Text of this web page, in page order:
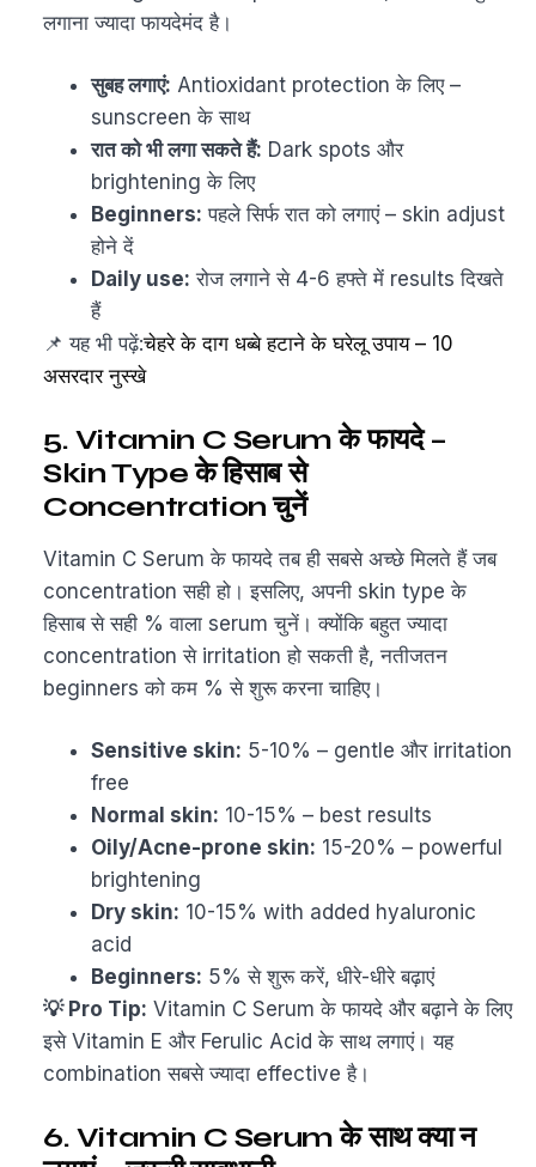
लगाना ज्यादा फायदेमंद है।
सुबह लगाएं: Antioxidant protection के लिए –
sunscreen के साथ
रात को भी लगा सकते हैं: Dark spots और
brightening के लिए
Beginners: पहले सिर्फ रात को लगाएं – skin adjust
होने दें
Daily use: रोज लगाने से 4-6 हफ्ते में results दिखते
हैं
📌 यह भी पढ़ें:चेहरे के दाग धब्बे हटाने के घरेलू उपाय – 10
असरदार नुस्खे
5. Vitamin C Serum के फायदे –
Skin Type के हिसाब से
Concentration चुनें
Vitamin C Serum के फायदे तब ही सबसे अच्छे मिलते हैं जब
concentration सही हो। इसलिए, अपनी skin type के
हिसाब से सही % वाला serum चुनें। क्योंकि बहुत ज्यादा
concentration से irritation हो सकती है, नतीजतन
beginners को कम % से शुरू करना चाहिए।
Sensitive skin: 5-10% – gentle और irritation
free
Normal skin: 10-15% – best results
Oily/Acne-prone skin: 15-20% – powerful
brightening
Dry skin: 10-15% with added hyaluronic
acid
Beginners: 5% से शुरू करें, धीरे-धीरे बढ़ाएं
💡 Pro Tip: Vitamin C Serum के फायदे और बढ़ाने के लिए
इसे Vitamin E और Ferulic Acid के साथ लगाएं। यह
combination सबसे ज्यादा effective है।
6. Vitamin C Serum के साथ क्या न